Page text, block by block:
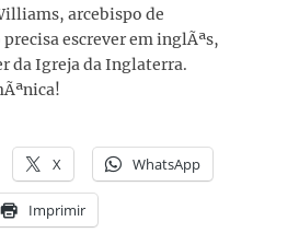
arcebispo de
escrever em inglÃªs,
da Igreja da Inglaterra.
X WhatsApp
Imprimir